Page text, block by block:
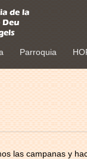
Parroquia
las campanas y